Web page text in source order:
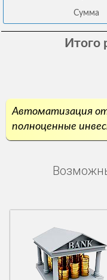
Сумма
Итого
Автоматизация
полноценные